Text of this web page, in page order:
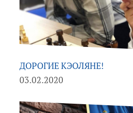
ДОРОГИЕ КЭОЛЯНЕ!
03.02.2020